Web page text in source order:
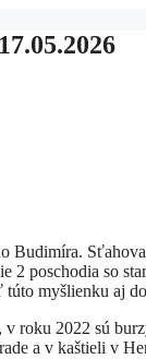
Budimíra.
poschodia so
myšlienku aj
roku 2022 sú
a v kaštieli v